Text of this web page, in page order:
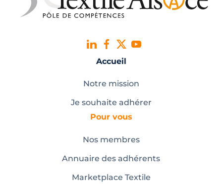
Accueil
Notre mission
Je souhaite adhérer
Pour vous
Nos membres
Annuaire des adhérents
Marketplace Textile